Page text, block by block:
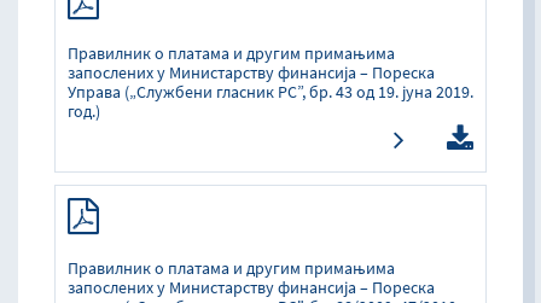
Правилник о платама и другим примањима
запослених у Министарству финансија – Пореска
Управа („Службени гласник РС”, бр. 43 од 19. јуна 2019.
год.)
Правилник о платама и другим примањима
запослених у Министарству финансија – Пореска